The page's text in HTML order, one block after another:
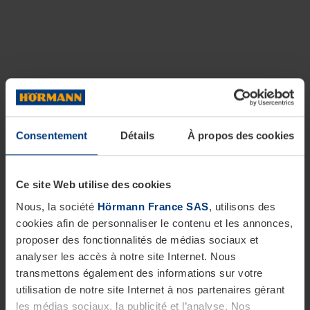
Consentement Détails À propos des cookies
Ce site Web utilise des cookies
Nous, la société Hörmann France SAS, utilisons des
cookies afin de personnaliser le contenu et les annonces,
proposer des fonctionnalités de médias sociaux et
analyser les accès à notre site Internet. Nous
transmettons également des informations sur votre
utilisation de notre site Internet à nos partenaires gérant
les médias sociaux, la publicité et l’analyse. Nos